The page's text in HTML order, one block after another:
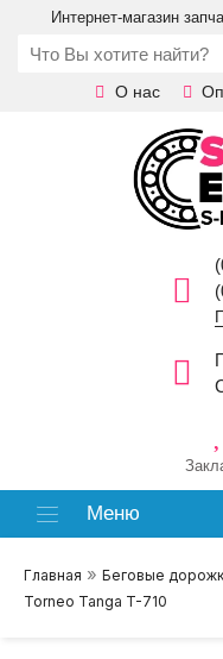
Интернет-магазин
О нас
Меню
Главная » Беговые
Torneo Tanga T-710